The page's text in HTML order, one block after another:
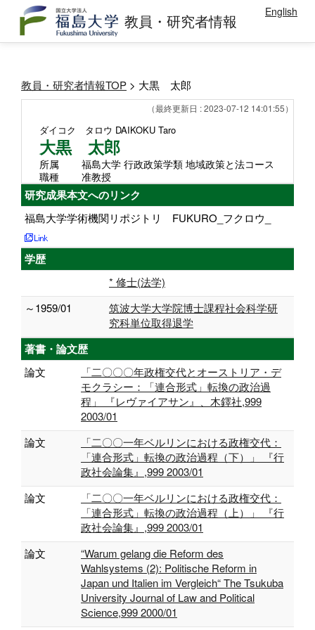
教員・研究者情報 English
教員・研究者情報TOP > 大黒 太郎
（最終更新日 : 2023-07-12 14:01:55）
ダイコク タロウ DAIKOKU Taro
大黒 太郎
所属
福島大学 行政政策学類 地域政策と法コース
職種
准教授
研究成果本文へのリンク
福島大学学術機関リポジトリ FUKURO_フクロウ_
学歴
* 修士(法学)
～1959/01
筑波大学大学院博士課程社会科学研
究科単位取得退学
著書・論文歴
論文
「二〇〇〇年政権交代とオーストリア・デ
モクラシー：「連合形式」転換の政治過
程」 『レヴァイアサン』、木鐸社,999
2003/01
論文
「二〇〇一年ベルリンにおける政権交代：
「連合形式」転換の政治過程（下）」 『行
政社会論集』,999 2003/01
論文
「二〇〇一年ベルリンにおける政権交代：
「連合形式」転換の政治過程（上）」 『行
政社会論集』,999 2003/01
論文
“Warum gelang die Reform des
Wahlsystems (2): Politische Reform in
Japan und Italien im Vergleich“ The Tsukuba
University Journal of Law and Political
Science,999 2000/01